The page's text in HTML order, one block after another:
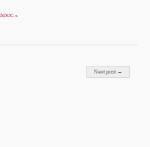
»
Next post →